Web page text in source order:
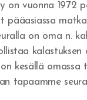
on vuonna 1972
pääasiassa
on oma n.
kesällä
tapaamme